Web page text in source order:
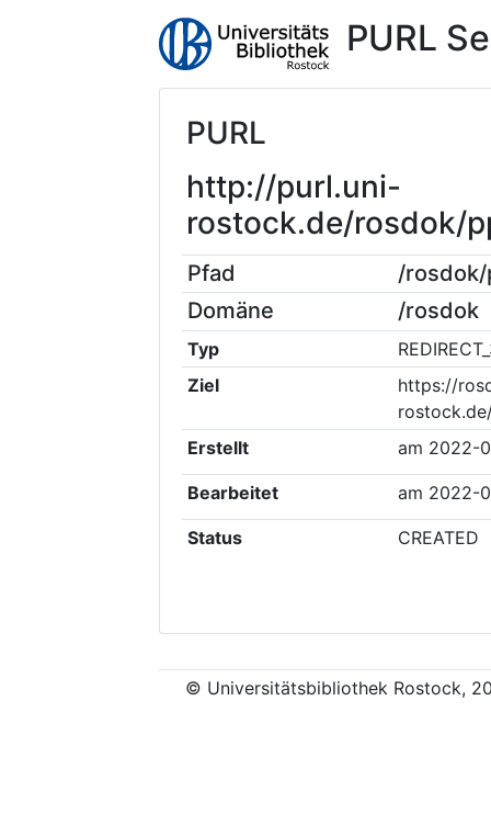
PURL
PURL
http://purl.uni-
rostock.de/rosdok/
Pfad
/rosdok/
Domäne
/rosdok
Typ
Ziel
https://
Erstellt
am 2022-
Bearbeitet am 2022-
Status CREATED
© Universitätsbibliothek Rostock,